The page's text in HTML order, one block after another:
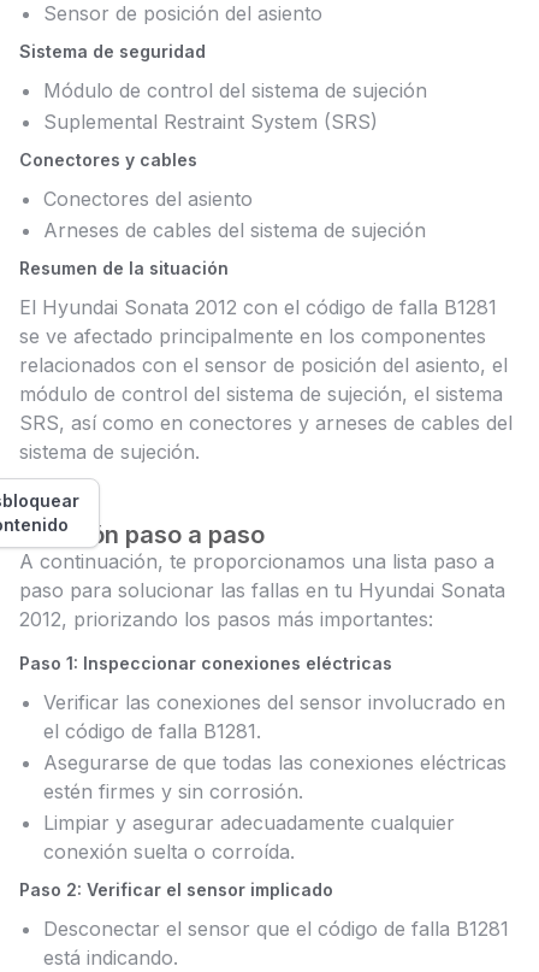
Sensor de posición del asiento
Sistema de seguridad
Módulo de control del sistema de sujeción
Suplemental Restraint System (SRS)
Conectores y cables
Conectores del asiento
Arneses de cables del sistema de sujeción
Resumen de la situación
El Hyundai Sonata 2012 con el código de falla B1281
se ve afectado principalmente en los componentes
relacionados con el sensor de posición del asiento, el
módulo de control del sistema de sujeción, el sistema
SRS, así como en conectores y arneses de cables del
sistema de sujeción.
Solución paso a paso
A continuación, te proporcionamos una lista paso a
paso para solucionar las fallas en tu Hyundai Sonata
2012, priorizando los pasos más importantes:
Paso 1: Inspeccionar conexiones eléctricas
Verificar las conexiones del sensor involucrado en
el código de falla B1281.
Asegurarse de que todas las conexiones eléctricas
estén firmes y sin corrosión.
Limpiar y asegurar adecuadamente cualquier
conexión suelta o corroída.
Paso 2: Verificar el sensor implicado
Desconectar el sensor que el código de falla B1281
está indicando.